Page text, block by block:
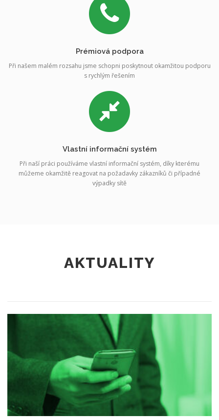
Prémiová podpora
Při našem malém rozsahu jsme schopni poskytnout okamžitou podporu
s rychlým řešením
Vlastní informační systém
Při naší práci používáme vlastní informační systém, díky kterému
můžeme okamžitě reagovat na požadavky zákazníků či případné
výpadky sítě
AKTUALITY